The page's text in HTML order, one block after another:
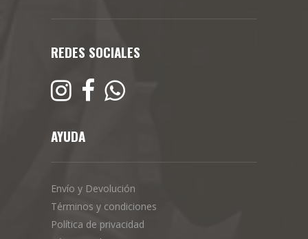
REDES SOCIALES
AYUDA
Envío y Devolución
Términos y condiciones
Política de privacidad